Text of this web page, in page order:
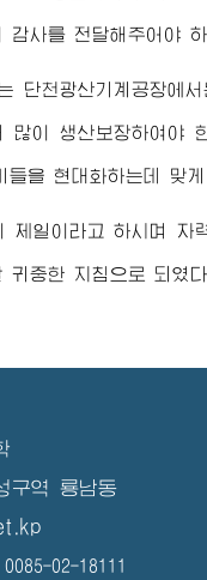
감사를 전달해주어야
단천광산기계공장에
많이 생산보장하여야
들을 현대화하는데 맞
제일이라고 하시며
귀중한 지침으로 되였다.
구역 룡남동
02-18111